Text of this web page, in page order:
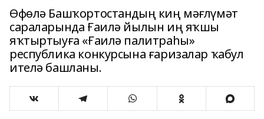
Өфөлә Башҡортостандың киң мәғлүмәт
сараларында Ғаилә йылын иң яҡшы
яҡтыртыуға «Ғаилә палитраһы»
республика конкурсына ғаризалар ҡабул
ителә башланы.